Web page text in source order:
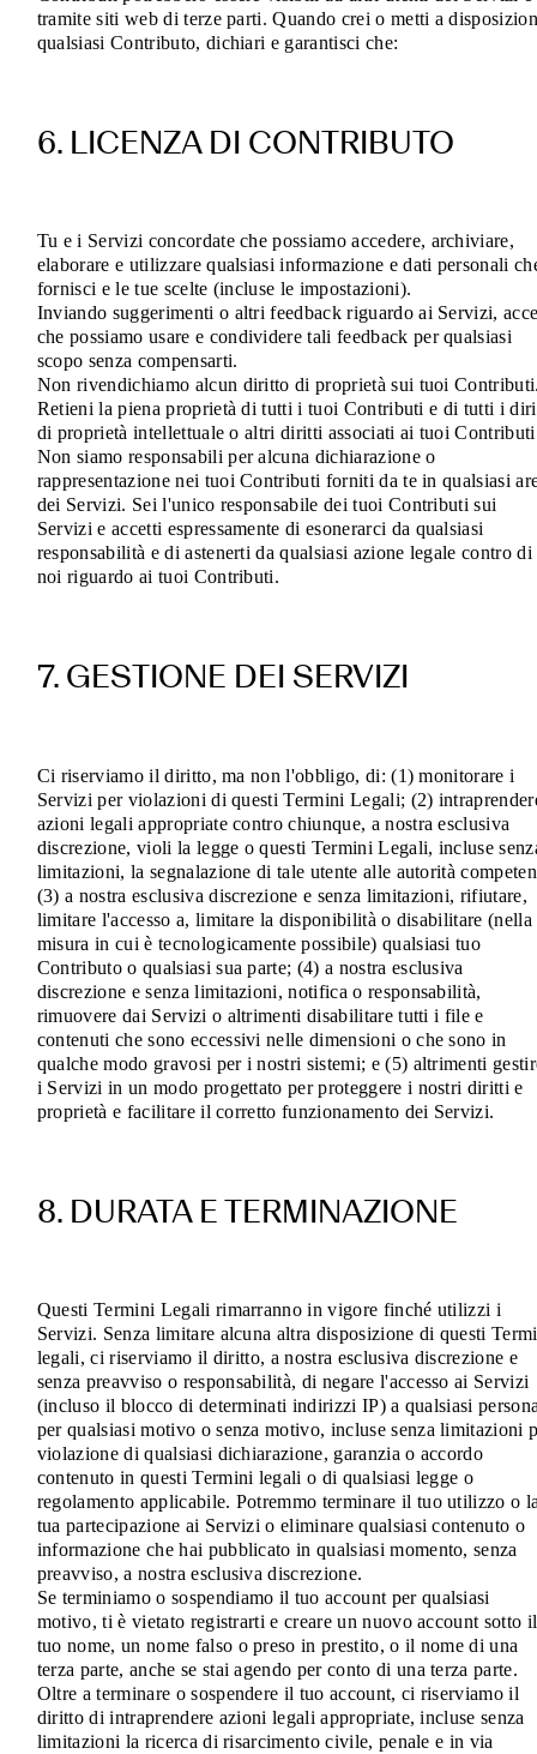
tramite siti web di terze parti. Quando crei o metti a
qualsiasi Contributo, dichiari e garantisci che:
6. LICENZA DI CONTRIBUTO
Tu e i Servizi concordate che possiamo accedere, archiviare,
elaborare e utilizzare qualsiasi informazione e dati personali
fornisci e le tue scelte (incluse le impostazioni).
Inviando suggerimenti o altri feedback riguardo ai Servizi,
che possiamo usare e condividere tali feedback per qualsiasi
scopo senza compensarti.
Non rivendichiamo alcun diritto di proprietà sui tuoi
Retieni la piena proprietà di tutti i tuoi Contributi e di tutti i
di proprietà intellettuale o altri diritti associati ai tuoi
Non siamo responsabili per alcuna dichiarazione o
rappresentazione nei tuoi Contributi forniti da te in qualsiasi
dei Servizi. Sei l'unico responsabile dei tuoi Contributi sui
Servizi e accetti espressamente di esonerarci da qualsiasi
responsabilità e di astenerti da qualsiasi azione legale contro di
noi riguardo ai tuoi Contributi.
7. GESTIONE DEI SERVIZI
Ci riserviamo il diritto, ma non l'obbligo, di: (1) monitorare i
Servizi per violazioni di questi Termini Legali; (2)
azioni legali appropriate contro chiunque, a nostra esclusiva
discrezione, violi la legge o questi Termini Legali, incluse
limitazioni, la segnalazione di tale utente alle autorità
(3) a nostra esclusiva discrezione e senza limitazioni, rifiutare,
limitare l'accesso a, limitare la disponibilità o disabilitare (nella
misura in cui è tecnologicamente possibile) qualsiasi tuo
Contributo o qualsiasi sua parte; (4) a nostra esclusiva
discrezione e senza limitazioni, notifica o responsabilità,
rimuovere dai Servizi o altrimenti disabilitare tutti i file e
contenuti che sono eccessivi nelle dimensioni o che sono in
qualche modo gravosi per i nostri sistemi; e (5) altrimenti
i Servizi in un modo progettato per proteggere i nostri diritti e
proprietà e facilitare il corretto funzionamento dei Servizi.
8. DURATA E TERMINAZIONE
Questi Termini Legali rimarranno in vigore finché utilizzi i
Servizi. Senza limitare alcuna altra disposizione di questi
legali, ci riserviamo il diritto, a nostra esclusiva discrezione e
senza preavviso o responsabilità, di negare l'accesso ai Servizi
(incluso il blocco di determinati indirizzi IP) a qualsiasi
per qualsiasi motivo o senza motivo, incluse senza limitazioni
violazione di qualsiasi dichiarazione, garanzia o accordo
contenuto in questi Termini legali o di qualsiasi legge o
regolamento applicabile. Potremmo terminare il tuo utilizzo o
tua partecipazione ai Servizi o eliminare qualsiasi contenuto o
informazione che hai pubblicato in qualsiasi momento, senza
preavviso, a nostra esclusiva discrezione.
Se terminiamo o sospendiamo il tuo account per qualsiasi
motivo, ti è vietato registrarti e creare un nuovo account sotto il
tuo nome, un nome falso o preso in prestito, o il nome di una
terza parte, anche se stai agendo per conto di una terza parte.
Oltre a terminare o sospendere il tuo account, ci riserviamo il
diritto di intraprendere azioni legali appropriate, incluse senza
limitazioni la ricerca di risarcimento civile, penale e in via